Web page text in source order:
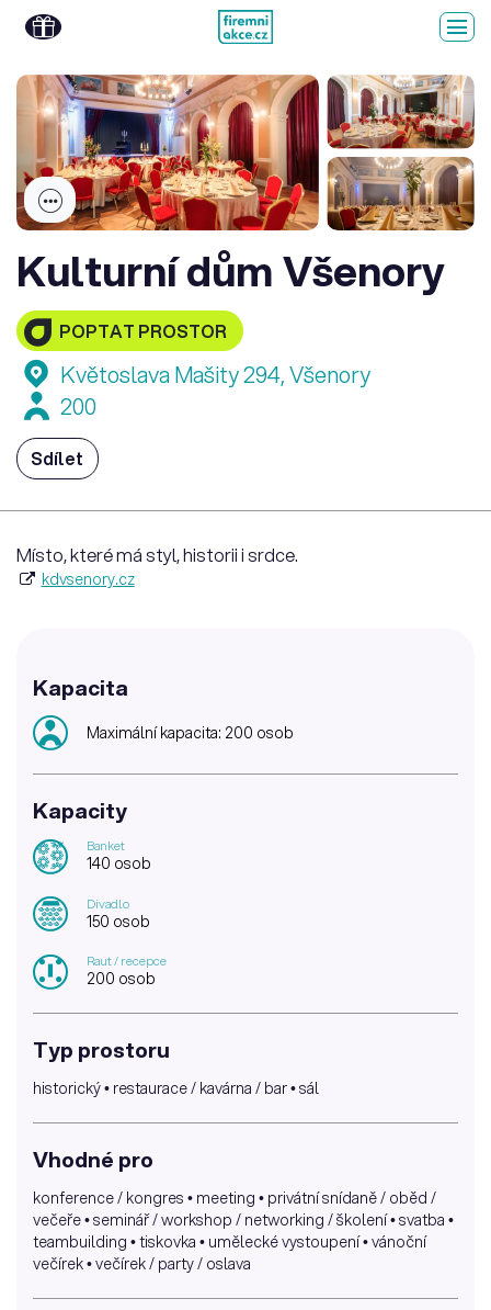
Kulturní dům Všenory
POPTAT PROSTOR
Květoslava Mašity 294, Všenory
200
Sdílet
Místo, které má styl, historii i srdce.
kdvsenory.cz
Kapacita
Maximální kapacita: 200 osob
Kapacity
Banket
140 osob
Divadlo
150 osob
Raut / recepce
200 osob
Typ prostoru
historický • restaurace / kavárna / bar • sál
Vhodné pro
konference / kongres • meeting • privátní snídaně / oběd /
večeře • seminář / workshop / networking / školení • svatba •
teambuilding • tiskovka • umělecké vystoupení • vánoční
večírek • večírek / party / oslava